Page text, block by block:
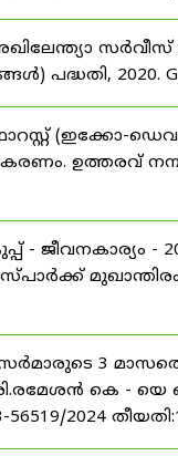
2020.
(ഇക്കോ-
ഉത്തരവ്
ജീവനകാര്യം -
3
കെ - യെ
2024